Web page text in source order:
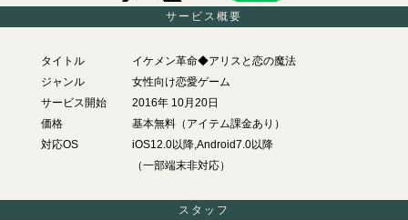
サービス概要
タイトル
イケメン革命◆アリスと恋の魔法
ジャンル
女性向け恋愛ゲーム
サービス開始
2016年 10月20日
価格
基本無料（アイテム課金あり）
対応OS
iOS12.0以降,Android7.0以降
（一部端末非対応）
スタッフ